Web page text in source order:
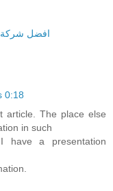
افضل شركة
0:18
article. The place else
in such
have a presentation